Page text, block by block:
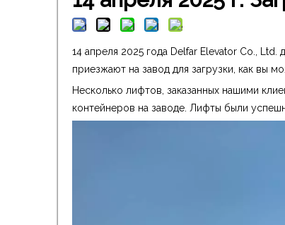
14 апреля 2025 года Delfar Elevator Co.,
приезжают на завод для загрузки, как вы
Несколько лифтов, заказанных нашими
контейнеров на заводе. Лифты были